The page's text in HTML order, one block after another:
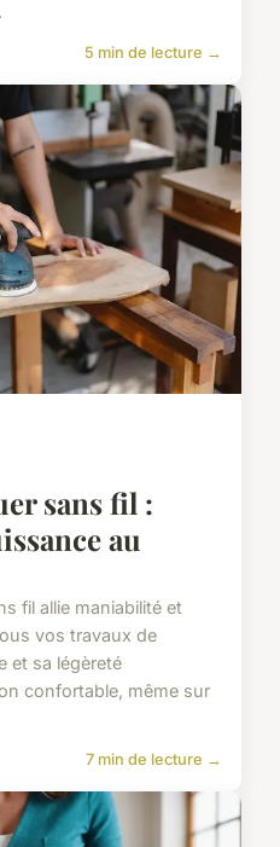
5 min de lecture →
sans fil :
au
fil allie maniabilité et
vos travaux de
et sa légèreté
confortable, même sur
7 min de lecture →